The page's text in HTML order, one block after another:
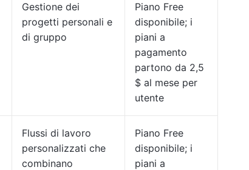
Gestione dei
progetti personali e
di gruppo
Piano Free
disponibile; i
piani a
pagamento
partono da 2,5
$ al mese per
utente
Flussi di lavoro
personalizzati che
combinano
Piano Free
disponibile; i
piani a